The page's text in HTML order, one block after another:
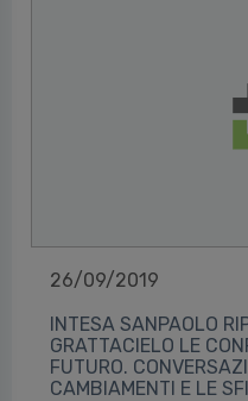
26/09/2019
INTESA SANPAOLO
GRATTACIELO LE
FUTURO.
CAMBIAMENTI E LE